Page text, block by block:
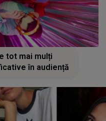
tot mai mulți
în audiență